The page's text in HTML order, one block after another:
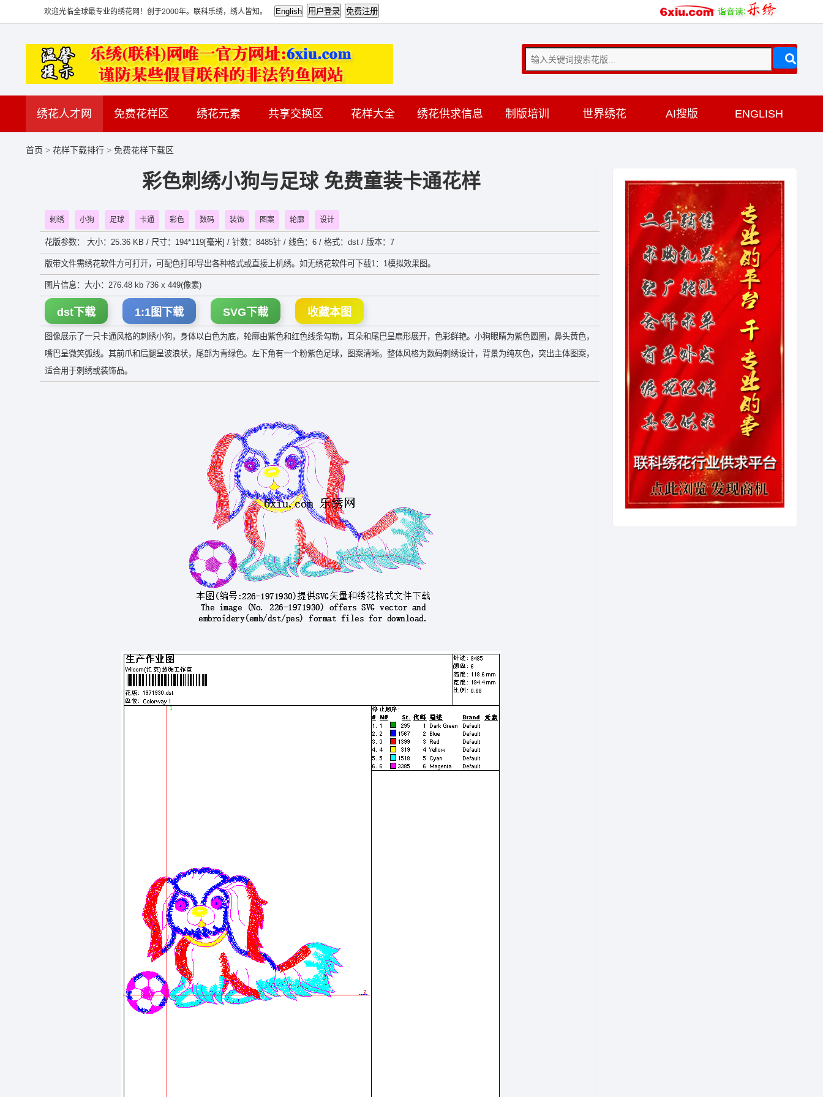
欢迎光临全球最专业的绣花网！创于2000年。联科乐绣，绣人皆知。
绣花人才网 免费花样区 绣花元素 共享交换区 花样大全 绣花供求信息 制版培训 世界绣花 AI搜版 ENGLISH
首页 > 花样下载排行 > 免费花样下载区
彩色刺绣小狗与足球 免费童装卡通花样
刺绣 小狗 足球 卡通 彩色 数码 装饰 图案 轮廓 设计
花版参数： 大小：25.36 KB / 尺寸：194*119[毫米] / 针数：8485针 / 线色：6 / 格式：dst / 版本：7
版带文件需绣花软件方可打开，可配色打印导出各种格式或直接上机绣。如无绣花软件可下载1：1模拟效果图。
图片信息：大小：276.48 kb 736 x 449(像素)
dst下载 1:1图下载 SVG下载 收藏本图
图像展示了一只卡通风格的刺绣小狗，身体以白色为底，轮廓由紫色和红色线条勾勒，耳朵和尾巴呈扇形展开，色彩鲜艳。小狗眼睛为紫色圆圈，鼻头黄色，
嘴巴呈微笑弧线。其前爪和后腿呈波浪状，尾部为青绿色。左下角有一个粉紫色足球，图案清晰。整体风格为数码刺绣设计，背景为纯灰色，突出主体图案，
适合用于刺绣或装饰品。